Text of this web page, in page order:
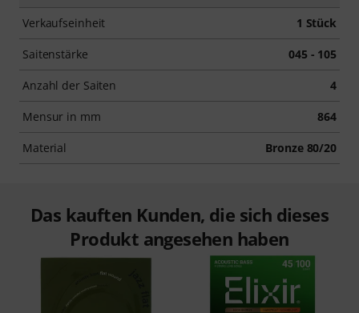
Verkaufseinheit 1 Stück
Saitenstärke 045 - 105
Anzahl der Saiten 4
Mensur in mm 864
Material Bronze 80/20
Das kauften Kunden, die sich dieses
Produkt angesehen haben